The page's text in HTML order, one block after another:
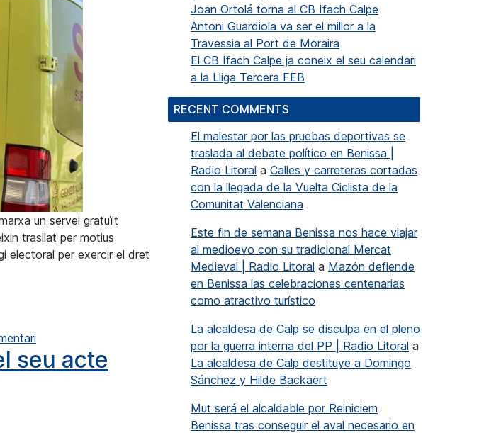
un servei gratuït
trasllat per motius
electoral per exercir el dret
necessitin ajuda per anar a les urnes
a Calp contará con una ambulancia para los vecinos que necesiten ayuda para acudir a
seu acte
Joan Ortolá torna al CB Ifach Calpe
Antoni Guardiola va ser el millor a la
Travessia al Port de Moraira
El CB Ifach Calpe ja coneix el seu calendari
a la Lliga Tercera FEB
RECENT COMMENTS
El malestar por las pruebas deportivas se
traslada al debate político en Benissa |
Radio Litoral a Calles y carreteras cortadas
con la llegada de la Vuelta Ciclista de la
Comunitat Valenciana
Este fin de semana Benissa nos hace viajar
al medioevo con su tradicional Mercat
Medieval | Radio Litoral a Mazón defiende
en Benissa las celebraciones centenarias
como atractivo turístico
La alcaldesa de Calp se disculpa en el pleno
por la guerra interna del PP | Radio Litoral a
La alcaldesa de Calp destituye a Domingo
Sánchez y Hilde Backaert
Mut será el alcaldable por Reiniciem
Benissa tras conseguir el aval necesario en